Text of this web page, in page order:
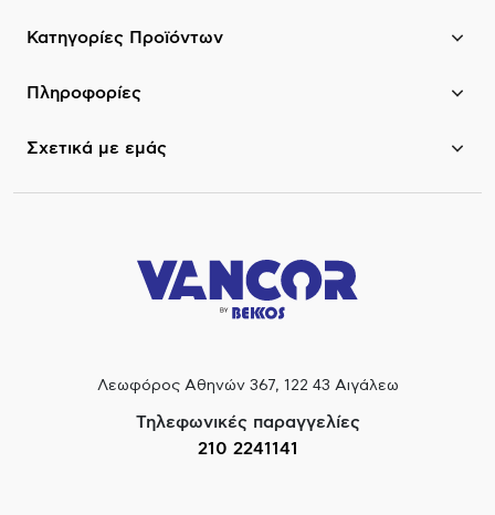
Κατηγορίες Προϊόντων
Πληροφορίες
Σχετικά με εμάς
Λεωφόρος Αθηνών 367, 122 43 Αιγάλεω
Τηλεφωνικές παραγγελίες
210 2241141